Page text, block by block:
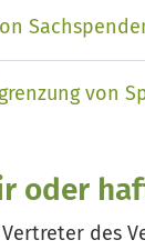
von
oder
des